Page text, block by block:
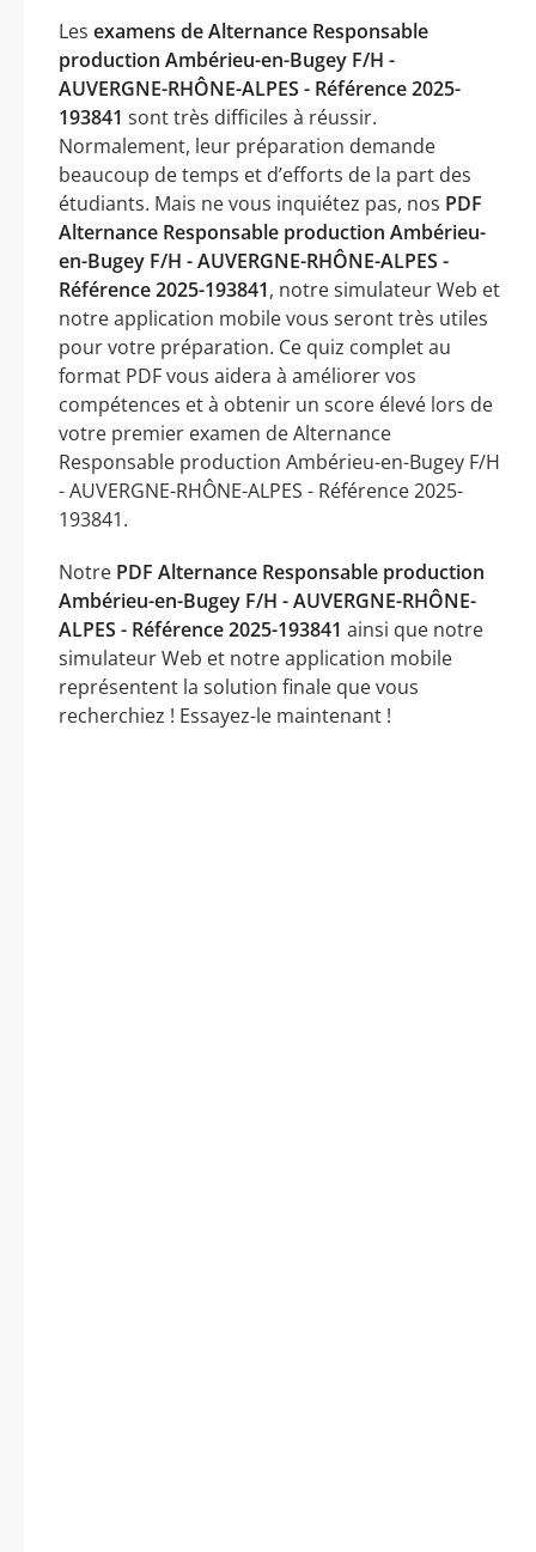
Les examens de Alternance Responsable
production Ambérieu-en-Bugey F/H -
AUVERGNE-RHÔNE-ALPES - Référence 2025-
193841 sont très difficiles à réussir.
Normalement, leur préparation demande
beaucoup de temps et d’efforts de la part des
étudiants. Mais ne vous inquiétez pas, nos PDF
Alternance Responsable production Ambérieu-
en-Bugey F/H - AUVERGNE-RHÔNE-ALPES -
Référence 2025-193841, notre simulateur Web et
notre application mobile vous seront très utiles
pour votre préparation. Ce quiz complet au
format PDF vous aidera à améliorer vos
compétences et à obtenir un score élevé lors de
votre premier examen de Alternance
Responsable production Ambérieu-en-Bugey F/H
- AUVERGNE-RHÔNE-ALPES - Référence 2025-
193841.
Notre PDF Alternance Responsable production
Ambérieu-en-Bugey F/H - AUVERGNE-RHÔNE-
ALPES - Référence 2025-193841 ainsi que notre
simulateur Web et notre application mobile
représentent la solution finale que vous
recherchiez ! Essayez-le maintenant !